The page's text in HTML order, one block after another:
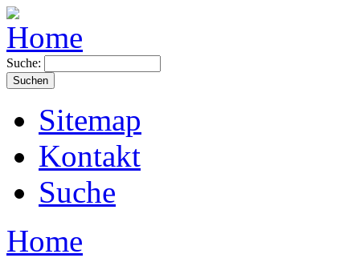
Suche:
Sitemap
Kontakt
Suche
Home